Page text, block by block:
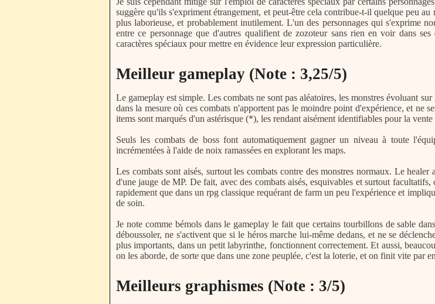
suggère qu'ils s'expriment étrangement, et peut-être cela contribue-t-il quelque peu
plus laborieuse, et probablement inutilement. L'un des personnages qui s'exprime
entre ce personnage que d'autres qualifient de zozoteur sans rien en voir dans
caractères spéciaux pour mettre en évidence leur expression particulière.
Meilleur gameplay (Note : 3,25/5)
Le gameplay est simple. Les combats ne sont pas aléatoires, les monstres évoluant
dans la mesure où ces combats n'apportent pas le moindre point d'expérience, et ne
items sont marqués d'un astérisque (*), les rendant aisément identifiables pour la vente
Seuls les combats de boss font automatiquement gagner un niveau à toute
incrémentées à l'aide de noix ramassées en explorant les maps.
Les combats sont aisés, surtout les combats contre des monstres normaux. Le
d'une jauge de MP. De fait, avec des combats aisés, esquivables et surtout
rapidement que dans un rpg classique requérant de farm un peu l'expérience et
de soin.
Je note comme bémols dans le gameplay le fait que certains tourbillons de sable
déboussoler, ne s'activent que si le héros marche lui-même dedans, et ne se
plus importants, dans un petit labyrinthe, fonctionnent correctement. Et aussi,
on les aborde, de sorte que dans une zone peuplée, c'est la loterie, et on finit vite par
Meilleurs graphismes (Note : 3/5)